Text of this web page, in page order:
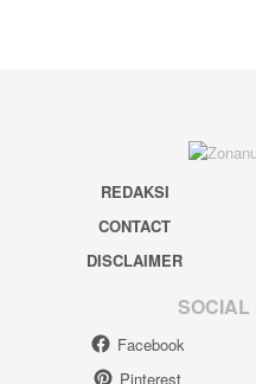
REDAKSI
CONTACT
DISCLAIMER
SOCIAL
Facebook
Pinterest